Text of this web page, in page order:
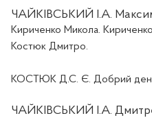
ЧАЙКІВСЬКИЙ І.А.
Кириченко Микола.
Костюк Дмитро.
КОСТЮК Д.С. Є. Добрий
ЧАЙКІВСЬКИЙ І.А.